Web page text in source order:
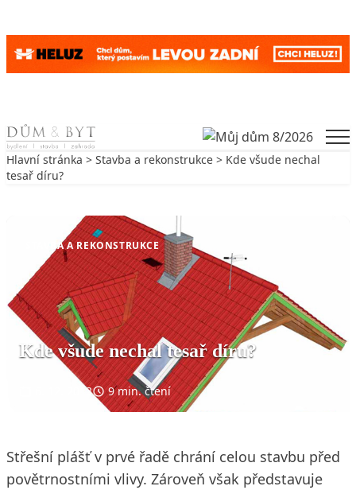
Skip to content
Hlavní stránka > Stavba a rekonstrukce > Kde všude nechal
tesař díru?
STAVBA A REKONSTRUKCE
Kde všude nechal tesař díru?
6. 12. 2013 9 min. čtení
Střešní plášť v prvé řadě chrání celou stavbu před
povětrnostními vlivy. Zároveň však představuje